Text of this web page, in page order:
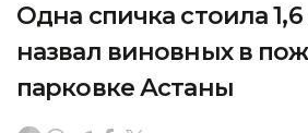
Одна спичка стоила 1,6
назвал виновных в
парковке Астаны